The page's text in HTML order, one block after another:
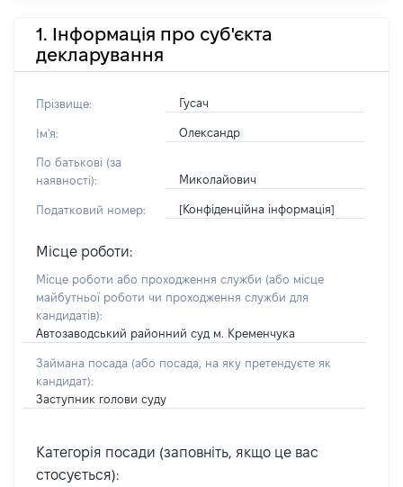
1. Інформація про суб'єкта
декларування
Прізвище: Гусач
Ім'я: Олександр
По батькові (за
наявності):
Миколайович
Податковий номер: [Конфіденційна інформація]
Місце роботи:
Місце роботи або проходження служби (або місце
майбутньої роботи чи проходження служби для
кандидатів):
Автозаводський районний суд м. Кременчука
Займана посада (або посада, на яку претендуєте як
кандидат):
Заступник голови суду
Категорія посади (заповніть, якщо це вас
стосується):